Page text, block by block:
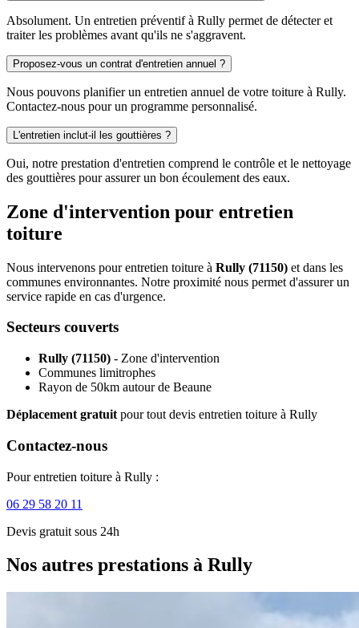
Absolument. Un entretien préventif à Rully permet de détecter et
traiter les problèmes avant qu'ils ne s'aggravent.
Proposez-vous un contrat d'entretien annuel ?
Nous pouvons planifier un entretien annuel de votre toiture à Rully.
Contactez-nous pour un programme personnalisé.
L'entretien inclut-il les gouttières ?
Oui, notre prestation d'entretien comprend le contrôle et le nettoyage
des gouttières pour assurer un bon écoulement des eaux.
Zone d'intervention pour entretien
toiture
Nous intervenons pour entretien toiture à Rully (71150) et dans les
communes environnantes. Notre proximité nous permet d'assurer un
service rapide en cas d'urgence.
Secteurs couverts
Rully (71150) - Zone d'intervention
Communes limitrophes
Rayon de 50km autour de Beaune
Déplacement gratuit pour tout devis entretien toiture à Rully
Contactez-nous
Pour entretien toiture à Rully :
06 29 58 20 11
Devis gratuit sous 24h
Nos autres prestations à Rully